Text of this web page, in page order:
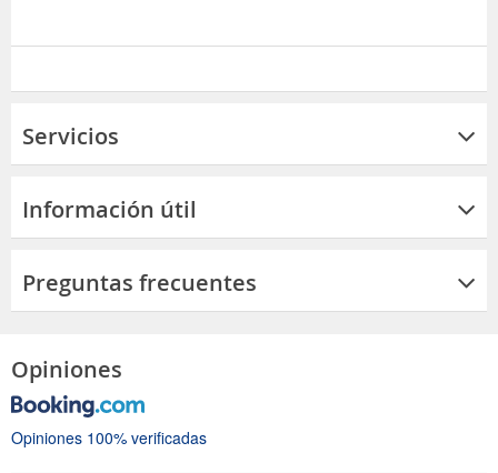
Servicios
Información útil
Preguntas frecuentes
Opiniones
Opiniones 100% verificadas